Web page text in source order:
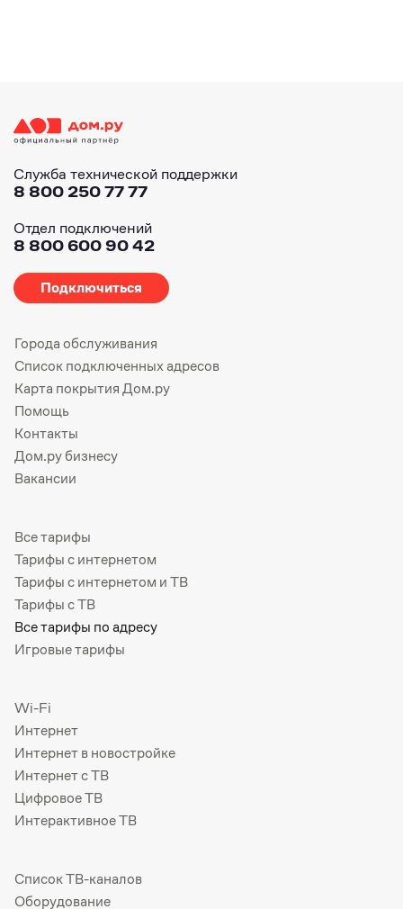
Служба технической поддержки
8 800 250 77 77
Отдел подключений
8 800 600 90 42
Подключиться
Города обслуживания
Список подключенных адресов
Карта покрытия Дом.ру
Помощь
Контакты
Дом.ру бизнесу
Вакансии
Все тарифы
Тарифы с интернетом
Тарифы с интернетом и ТВ
Тарифы с ТВ
Все тарифы по адресу
Игровые тарифы
Wi-Fi
Интернет
Интернет в новостройке
Интернет с ТВ
Цифровое ТВ
Интерактивное ТВ
Список ТВ-каналов
Оборудование